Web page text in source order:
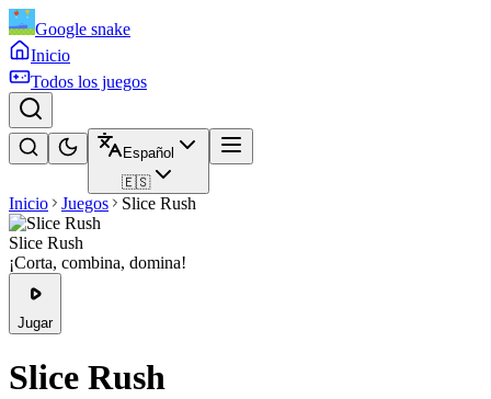
Google snake
Inicio
Todos los juegos
Español
🇪🇸
Inicio Juegos Slice Rush
Slice Rush
¡Corta, combina, domina!
Jugar
Slice Rush